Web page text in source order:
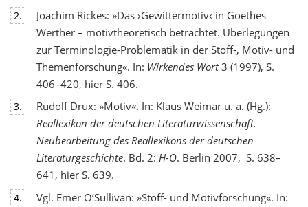
2.
Joachim Rickes: »Das ›Gewittermotiv‹ in Goethes
Werther – motivtheoretisch betrachtet. Überlegungen
zur Terminologie-Problematik in der Stoff-, Motiv- und
Themenforschung«. In: Wirkendes Wort3 (1997), S.
406–420, hier S. 406.
3.
Rudolf Drux: »Motiv«. In: Klaus Weimar u. a. (Hg.):
Reallexikon der deutschen Literaturwissenschaft.
Neubearbeitung des Reallexikons der deutschen
Literaturgeschichte. Bd. 2: H-O. Berlin 2007, S. 638–
641, hier S. 639.
4.
Vgl. Emer O’Sullivan: »Stoff- und Motivforschung«. In: